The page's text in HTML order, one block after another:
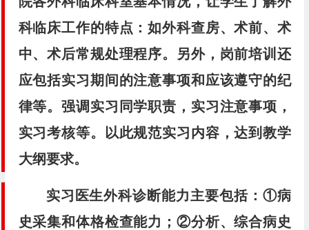
科临床工作的特点：如外科查房、术前、术
中、术后常规处理程序。另外，岗前培训还
应包括实习期间的注意事项和应该遵守的纪
律等。强调实习同学职责，实习注意事项，
实习考核等。以此规范实习内容，达到教学
大纲要求。
实习医生外科诊断能力主要包括：①病
史采集和体格检查能力；②分析、综合病史